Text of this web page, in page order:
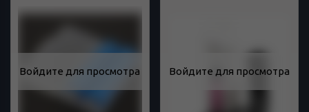
Войдите для просмотра Войдите для просмотра